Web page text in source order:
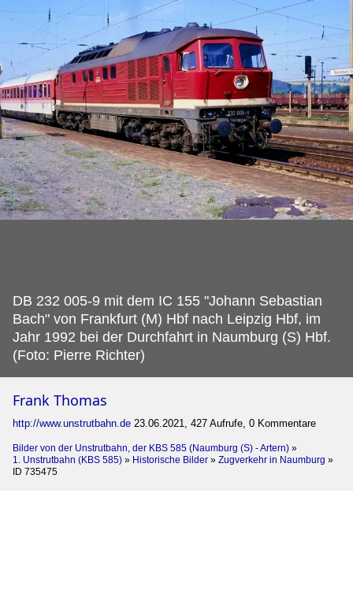
DB 232 005-9 mit dem IC 155 "Johann Sebastian
Bach" von Frankfurt (M) Hbf nach Leipzig Hbf, im
Jahr 1992 bei der Durchfahrt in Naumburg (S) Hbf.
(Foto: Pierre Richter)
Frank Thomas
http://www.unstrutbahn.de 23.06.2021, 427 Aufrufe, 0 Kommentare
Bilder von der Unstrutbahn, der KBS 585 (Naumburg (S) - Artern) »
1. Unstrutbahn (KBS 585) » Historische Bilder » Zugverkehr in Naumburg »
ID 735475